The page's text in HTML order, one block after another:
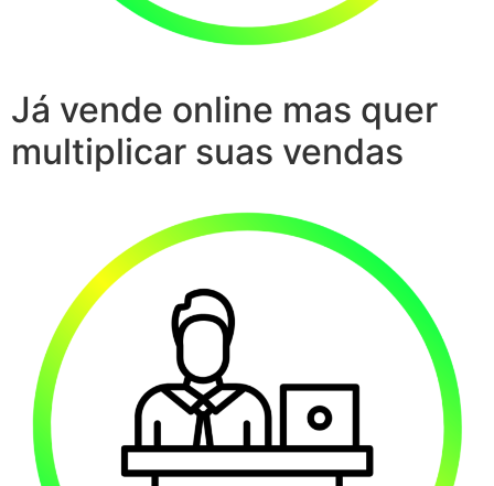
Já vende online mas quer
multiplicar suas vendas